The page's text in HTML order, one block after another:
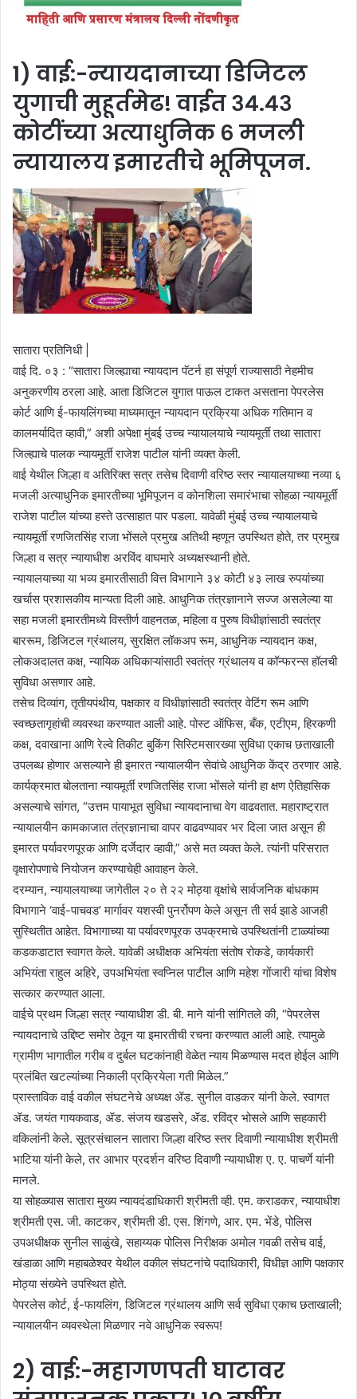
1) वाई:-न्यायदानाच्या डिजिटल
युगाची मुहूर्तमेढ! वाईत ३४.४३
कोटींच्या अत्याधुनिक ६ मजली
न्यायालय इमारतीचे भूमिपूजन.
सातारा प्रतिनिधी |
वाई दि. ०३ : “सातारा जिल्ह्याचा न्यायदान पॅटर्न हा संपूर्ण राज्यासाठी नेहमीच
अनुकरणीय ठरला आहे. आता डिजिटल युगात पाऊल टाकत असताना पेपरलेस
कोर्ट आणि ई-फायलिंगच्या माध्यमातून न्यायदान प्रक्रिया अधिक गतिमान व
कालमर्यादित व्हावी,” अशी अपेक्षा मुंबई उच्च न्यायालयाचे न्यायमूर्ती तथा सातारा
जिल्ह्याचे पालक न्यायमूर्ती राजेश पाटील यांनी व्यक्त केली.
वाई येथील जिल्हा व अतिरिक्त सत्र तसेच दिवाणी वरिष्ठ स्तर न्यायालयाच्या नव्या ६
मजली अत्याधुनिक इमारतीच्या भूमिपूजन व कोनशिला समारंभाचा सोहळा न्यायमूर्ती
राजेश पाटील यांच्या हस्ते उत्साहात पार पडला. यावेळी मुंबई उच्च न्यायालयाचे
न्यायमूर्ती रणजितसिंह राजा भोंसले प्रमुख अतिथी म्हणून उपस्थित होते, तर प्रमुख
जिल्हा व सत्र न्यायाधीश अरविंद वाघमारे अध्यक्षस्थानी होते.
न्यायालयाच्या या भव्य इमारतीसाठी वित्त विभागाने ३४ कोटी ४३ लाख रुपयांच्या
खर्चास प्रशासकीय मान्यता दिली आहे. आधुनिक तंत्रज्ञानाने सज्ज असलेल्या या
सहा मजली इमारतीमध्ये विस्तीर्ण वाहनतळ, महिला व पुरुष विधीज्ञांसाठी स्वतंत्र
बाररूम, डिजिटल ग्रंथालय, सुरक्षित लॉकअप रूम, आधुनिक न्यायदान कक्ष,
लोकअदालत कक्ष, न्यायिक अधिकाऱ्यांसाठी स्वतंत्र ग्रंथालय व कॉन्फरन्स हॉलची
सुविधा असणार आहे.
तसेच दिव्यांग, तृतीयपंथीय, पक्षकार व विधीज्ञांसाठी स्वतंत्र वेटिंग रूम आणि
स्वच्छतागृहांची व्यवस्था करण्यात आली आहे. पोस्ट ऑफिस, बँक, एटीएम, हिरकणी
कक्ष, दवाखाना आणि रेल्वे तिकीट बुकिंग सिस्टिमसारख्या सुविधा एकाच छताखाली
उपलब्ध होणार असल्याने ही इमारत न्यायालयीन सेवांचे आधुनिक केंद्र ठरणार आहे.
कार्यक्रमात बोलताना न्यायमूर्ती रणजितसिंह राजा भोंसले यांनी हा क्षण ऐतिहासिक
असल्याचे सांगत, “उत्तम पायाभूत सुविधा न्यायदानाचा वेग वाढवतात. महाराष्ट्रात
न्यायालयीन कामकाजात तंत्रज्ञानाचा वापर वाढवण्यावर भर दिला जात असून ही
इमारत पर्यावरणपूरक आणि दर्जेदार व्हावी,” असे मत व्यक्त केले. त्यांनी परिसरात
वृक्षारोपणाचे नियोजन करण्याचेही आवाहन केले.
दरम्यान, न्यायालयाच्या जागेतील २० ते २२ मोठ्या वृक्षांचे सार्वजनिक बांधकाम
विभागाने ‘वाई-पाचवड’ मार्गावर यशस्वी पुनर्रोपण केले असून ती सर्व झाडे आजही
सुस्थितीत आहेत. विभागाच्या या पर्यावरणपूरक उपक्रमाचे उपस्थितांनी टाळ्यांच्या
कडकडाटात स्वागत केले. यावेळी अधीक्षक अभियंता संतोष रोकडे, कार्यकारी
अभियंता राहुल अहिरे, उपअभियंता स्वप्निल पाटील आणि महेश गोंजारी यांचा विशेष
सत्कार करण्यात आला.
वाईचे प्रथम जिल्हा सत्र न्यायाधीश डी. बी. माने यांनी सांगितले की, “पेपरलेस
न्यायदानाचे उद्दिष्ट समोर ठेवून या इमारतीची रचना करण्यात आली आहे. त्यामुळे
ग्रामीण भागातील गरीब व दुर्बल घटकांनाही वेळेत न्याय मिळण्यास मदत होईल आणि
प्रलंबित खटल्यांच्या निकाली प्रक्रियेला गती मिळेल.”
प्रास्ताविक वाई वकील संघटनेचे अध्यक्ष ॲड. सुनील वाडकर यांनी केले. स्वागत
ॲड. जयंत गायकवाड, ॲड. संजय खडसरे, ॲड. रविंद्र भोसले आणि सहकारी
वकिलांनी केले. सूत्रसंचालन सातारा जिल्हा वरिष्ठ स्तर दिवाणी न्यायाधीश श्रीमती
भाटिया यांनी केले, तर आभार प्रदर्शन वरिष्ठ दिवाणी न्यायाधीश ए. ए. पाचर्णे यांनी
मानले.
या सोहळ्यास सातारा मुख्य न्यायदंडाधिकारी श्रीमती व्ही. एम. कराडकर, न्यायाधीश
श्रीमती एस. जी. काटकर, श्रीमती डी. एस. शिंगणे, आर. एम. भेंडे, पोलिस
उपअधीक्षक सुनील साळुंखे, सहाय्यक पोलिस निरीक्षक अमोल गवळी तसेच वाई,
खंडाळा आणि महाबळेश्वर येथील वकील संघटनांचे पदाधिकारी, विधीज्ञ आणि पक्षकार
मोठ्या संख्येने उपस्थित होते.
पेपरलेस कोर्ट, ई-फायलिंग, डिजिटल ग्रंथालय आणि सर्व सुविधा एकाच छताखाली;
न्यायालयीन व्यवस्थेला मिळणार नवे आधुनिक स्वरूप!
2) वाई:-महागणपती घाटावर